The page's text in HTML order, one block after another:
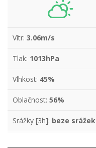
Vítr: 3.06m/s
Tlak: 1013hPa
Vlhkost: 45%
Oblačnost: 56%
Srážky [3h]: beze srážek